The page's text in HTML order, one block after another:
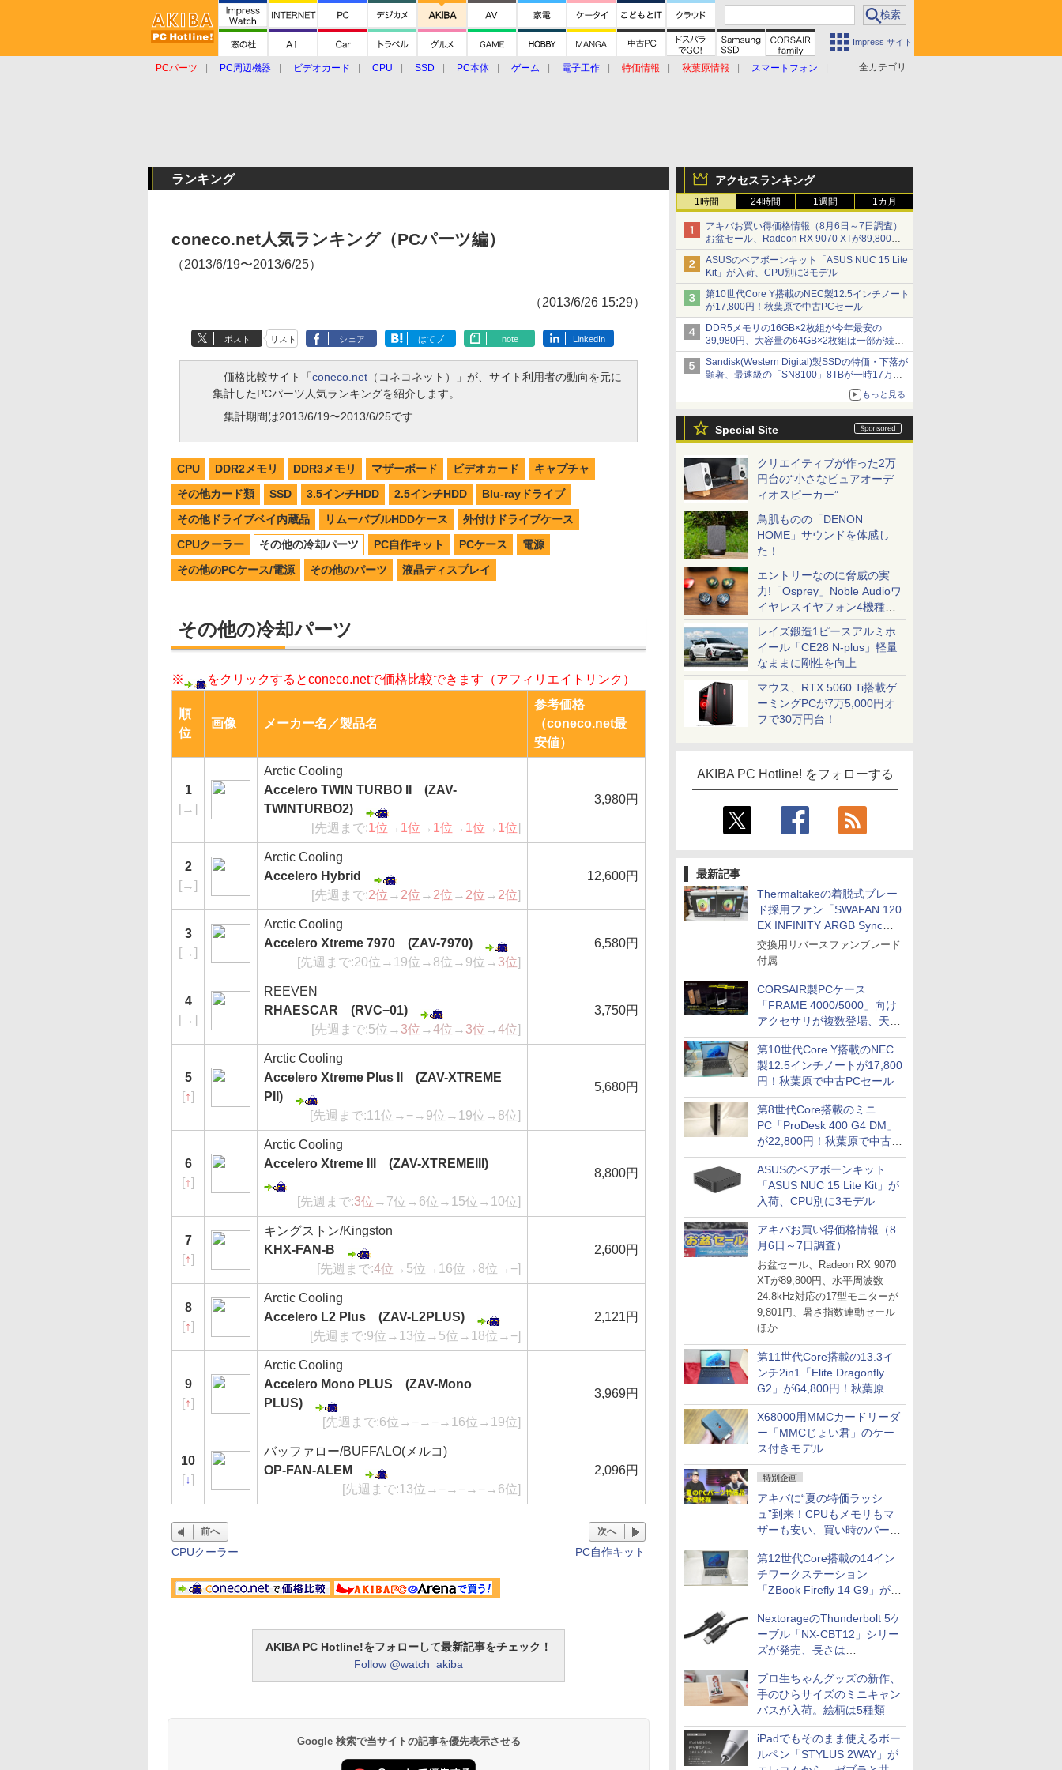
Impress サイト
全カテゴリ
PCパーツ PC周辺機器 ビデオカード CPU SSD PC本体 ゲーム 電子工作 特価情報 秋葉原情報
スマートフォン
アクセスランキング
1時間 24時間 1週間 1カ月
アキバお買い得価格情報（8月6日～7日調査）
お盆セール、Radeon RX 9070 XTが89,800
円、水平周波数24.8kHz対応の17型モニターが
9,801円、暑さ指数連動セール ほか
ASUSのベアボーンキット「ASUS NUC 15 Lite
Kit」が入荷、CPU別に3モデル
第10世代Core Y搭載のNEC製12.5インチノート
が17,800円！秋葉原で中古PCセール
DDR5メモリの16GB×2枚組が今年最安の
39,980円、大容量の64GB×2枚組は一部が続騰
[8月前半のメモリ価格]
Sandisk(Western Digital)製SSDの特価・下落が
顕著、最速級の「SN8100」8TBが一時17万円
もっと見る
Special Site
クリエイティブが作った2万
円台の“小さなピュアオーデ
ィオスピーカー”
鳥肌ものの「DENON
HOME」サウンドを体感し
た！
エントリーなのに脅威の実
力!「Osprey」Noble Audioワ
イヤレスイヤフォン4機種を
一気に聴く
レイズ鍛造1ピースアルミホ
イール「CE28 N-plus」軽量
なままに剛性を向上
マウス、RTX 5060 Ti搭載ゲ
ーミングPCが7万5,000円オ
フで30万円台！
AKIBA PC Hotline! をフォローする
最新記事
Thermaltakeの着脱式ブレー
ド採用ファン「SWAFAN 120
EX INFINITY ARGB Sync」
に単品パッケージ
交換用リバースファンブレード
付属
CORSAIR製PCケース
「FRAME 4000/5000」向け
アクセサリが複数登場、天然
木製パネルや背面コネクタ対
応トレイなど
第10世代Core Y搭載のNEC
製12.5インチノートが17,800
円！秋葉原で中古PCセール
第8世代Core搭載のミニ
PC「ProDesk 400 G4 DM」
が22,800円！秋葉原で中古
PCセール
ASUSのベアボーンキット
「ASUS NUC 15 Lite Kit」が
入荷、CPU別に3モデル
アキバお買い得価格情報（8
月6日～7日調査）
お盆セール、Radeon RX 9070
XTが89,800円、水平周波数
24.8kHz対応の17型モニターが
9,801円、暑さ指数連動セール
ほか
第11世代Core搭載の13.3イ
ンチ2in1「Elite Dragonfly
G2」が64,800円！秋葉原で
中古PCセール
X68000用MMCカードリーダ
ー「MMCじょい君」のケー
ス付きモデル
特別企画
アキバに“夏の特価ラッシ
ュ”到来！CPUもメモリもマ
ザーも安い、買い時のパーツ
は？【8月7日(金)22時配信】
第12世代Core搭載の14イン
チワークステーション
「ZBook Firefly 14 G9」が
79,800円！秋葉原で中古PC
セール
NextorageのThunderbolt 5ケ
ーブル「NX-CBT12」シリー
ズが発売、長さは
30cm/50cm/1mの3種類
プロ生ちゃんグッズの新作、
手のひらサイズのミニキャン
バスが入荷。絵柄は5種類
iPadでもそのまま使えるボー
ルペン「STYLUS 2WAY」が
ランキング
coneco.net人気ランキング（PCパーツ編）
（2013/6/19〜2013/6/25）
（2013/6/26 15:29）
ポスト リスト シェア はてブ note LinkedIn
価格比較サイト「coneco.net（コネコネット）」が、サイト利用者の動向を元に
集計したPCパーツ人気ランキングを紹介します。
集計期間は2013/6/19〜2013/6/25です
CPU DDR2メモリ DDR3メモリ マザーボード ビデオカード
キャプチャ
その他カード類
SSD 3.5インチHDD 2.5インチHDD
Blu-rayドライブ
その他ドライブベイ内蔵品
リムーバブルHDDケース
外付けドライブケース
CPUクーラー
その他の冷却パーツ PC自作キット PCケース
電源
その他のPCケース/電源
その他のパーツ 液晶ディスプレイ
その他の冷却パーツ
※ をクリックするとconeco.netで価格比較できます（アフィリエイトリンク）
順
位
画像 メーカー名／製品名
参考価格
（coneco.net最
安値）
1
[→]
Arctic Cooling
Accelero TWIN TURBO II (ZAV-
TWINTURBO2)
[先週まで:1位 → 1位 → 1位 → 1位 → 1位]
3,980円
2
[→]
Arctic Cooling
Accelero Hybrid
[先週まで:2位 → 2位 → 2位 → 2位 → 2位]
12,600円
3
[→]
Arctic Cooling
Accelero Xtreme 7970 (ZAV-7970)
[先週まで:20位→19位→8位→9位→ 3位]
6,580円
4
[→]
REEVEN
RHAESCAR (RVC−01)
[先週まで:5位→ 3位 →4位 → 3位 →4位]
3,750円
5
[↑]
Arctic Cooling
Accelero Xtreme Plus II (ZAV-XTREME
PII)
[先週まで:11位→−→9位→19位→8位]
5,680円
6
[↑]
Arctic Cooling
Accelero Xtreme III (ZAV-XTREMEIII)
[先週まで:3位 →7位→6位→15位→10位]
8,800円
7
[↑]
キングストン/Kingston
KHX-FAN-B
[先週まで:4位 →5位→16位→8位→−]
2,600円
8
[↑]
Arctic Cooling
Accelero L2 Plus (ZAV-L2PLUS)
[先週まで:9位→13位→5位→18位→−]
2,121円
9
[↑]
Arctic Cooling
Accelero Mono PLUS (ZAV-Mono
PLUS)
[先週まで:6位→−→−→16位→19位]
3,969円
10
[↓]
バッファロー/BUFFALO(メルコ)
OP-FAN-ALEM
[先週まで:13位→−→−→−→6位]
2,096円
前へ
CPUクーラー
次へ
PC自作キット
AKIBA PC Hotline!をフォローして最新記事をチェック！
Follow @watch_akiba
Google 検索で当サイトの記事を優先表示させる